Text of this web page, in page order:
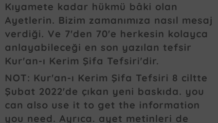
Kıyamete kadar hükmü bâki olan
Ayetlerin. Bizim zamanımıza nasıl mesaj
verdiği. Ve 7'den 70'e herkesin kolayca
anlayabileceği en son yazılan tefsir
Kur'an-ı Kerim Şifa Tefsiri'dir.
NOT: Kur'an-ı Kerim Şifa Tefsiri 8 ciltte
Şubat 2022'de çıkan yeni baskıda. you
can also use it to get the information
you need. Ayrıca. ayet metinleri de